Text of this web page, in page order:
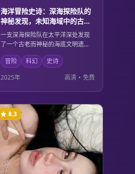
海洋冒险史诗：深海探险队的
神秘发现，未知海域中的古老
文明与现代科技
一支深海探险队在太平洋深处发现
了一个古老而神秘的海底文明遗
迹。这个发现不仅改写了人类历
史，也引发了关于古代文明与现代
科技关系的思考。在探索的过程
中，队员们面临着来自深海的未知
危险和道德选择。
冒险 科幻
史诗
2025年
高清 • 免费
8.3